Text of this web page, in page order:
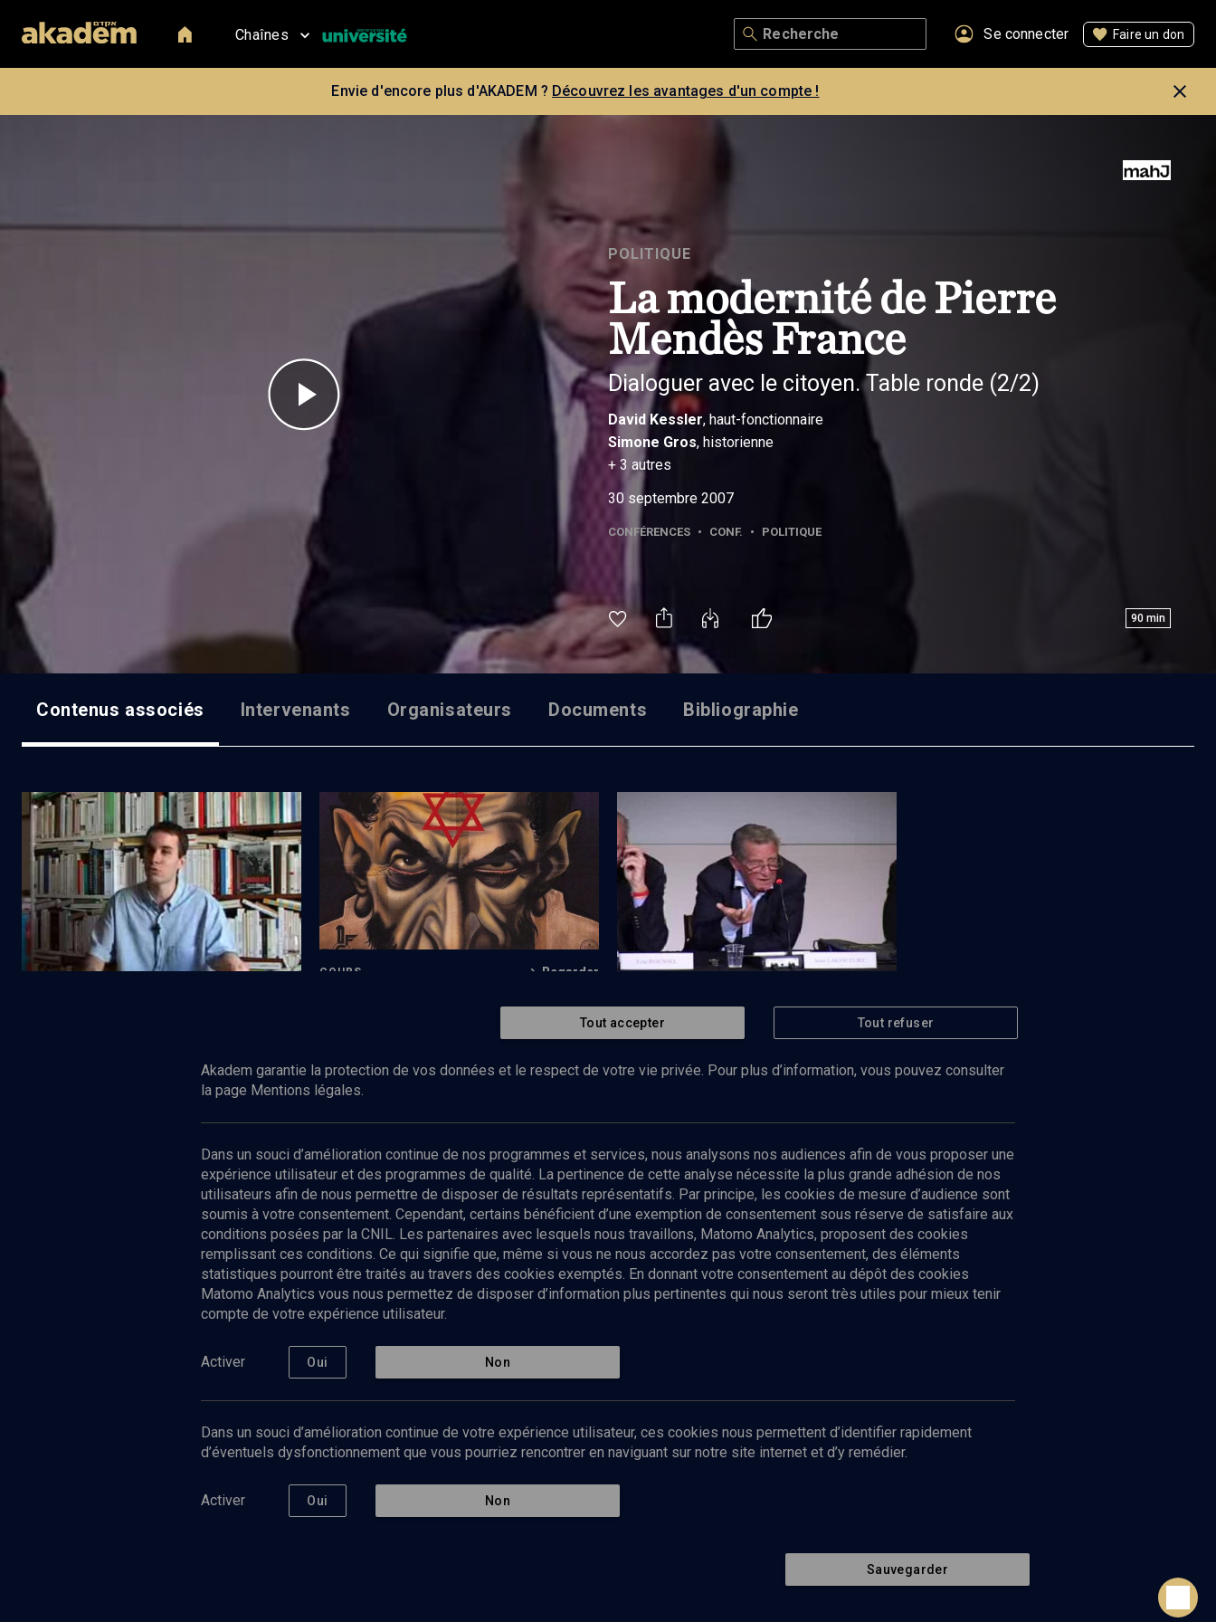
Chaînes Se connecter Faire un don
Envie d'encore plus d'AKADEM ? Découvrez les avantages d'un compte !
POLITIQUE
La modernité de Pierre
Mendès France
Dialoguer avec le citoyen. Table ronde (2/2)
David Kessler, haut-fonctionnaire
Simone Gros, historienne
+ 3 autres
30 septembre 2007
CONFÉRENCES • CONF. • POLITIQUE
90 min
Contenus associés Intervenants Organisateurs Documents Bibliographie
Le Commissariat Général L'antisémitisme pendant la 2nde Guerre
COURS Regarder
Pierre Mendès France et la morale en
politique
Abonnez-vous à notre newsletter
Envoyer
Nos Chaines
Culture
Limoud
Université
Podcast
Politique de protection des données
personnelles
Contact
Retour en haut de page
Tout accepter Tout refuser
Akadem garantie la protection de vos données et le respect de votre vie privée. Pour plus d’information, vous pouvez consulter
la page Mentions légales.
Dans un souci d’amélioration continue de nos programmes et services, nous analysons nos audiences afin de vous proposer une
expérience utilisateur et des programmes de qualité. La pertinence de cette analyse nécessite la plus grande adhésion de nos
utilisateurs afin de nous permettre de disposer de résultats représentatifs. Par principe, les cookies de mesure d’audience sont
soumis à votre consentement. Cependant, certains bénéficient d’une exemption de consentement sous réserve de satisfaire aux
conditions posées par la CNIL. Les partenaires avec lesquels nous travaillons, Matomo Analytics, proposent des cookies
remplissant ces conditions. Ce qui signifie que, même si vous ne nous accordez pas votre consentement, des éléments
statistiques pourront être traités au travers des cookies exemptés. En donnant votre consentement au dépôt des cookies
Matomo Analytics vous nous permettez de disposer d’information plus pertinentes qui nous seront très utiles pour mieux tenir
compte de votre expérience utilisateur.
Activer Oui Non
Dans un souci d’amélioration continue de votre expérience utilisateur, ces cookies nous permettent d’identifier rapidement
d’éventuels dysfonctionnement que vous pourriez rencontrer en naviguant sur notre site internet et d’y remédier.
Activer Oui Non
Sauvegarder